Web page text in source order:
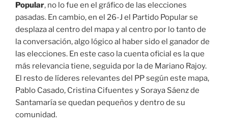
Popular, no lo fue en el gráfico de las elecciones
pasadas. En cambio, en el 26-J el Partido Popular se
desplaza al centro del mapa y al centro por lo tanto de
la conversación, algo lógico al haber sido el ganador de
las elecciones. En este caso la cuenta oficial es la que
más relevancia tiene, seguida por la de Mariano Rajoy.
El resto de líderes relevantes del PP según este mapa,
Pablo Casado, Cristina Cifuentes y Soraya Sáenz de
Santamaría se quedan pequeños y dentro de su
comunidad.